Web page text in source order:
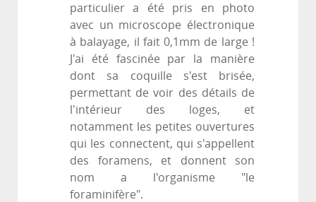
particulier a été pris en photo
avec un microscope électronique
à balayage, il fait 0,1mm de large !
J'ai été fascinée par la manière
dont sa coquille s'est brisée,
permettant de voir des détails de
l'intérieur des loges, et
notamment les petites ouvertures
qui les connectent, qui s'appellent
des foramens, et donnent son
nom a l'organisme "le
foraminifère".